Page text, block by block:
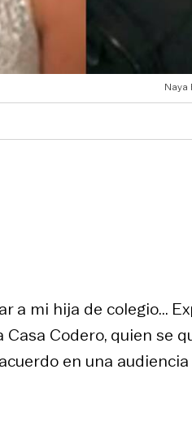
Naya
a mi hija de colegio...
Codero, quien se
en una